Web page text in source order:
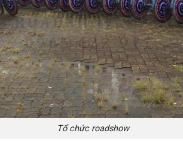
Tổ chức roadshow